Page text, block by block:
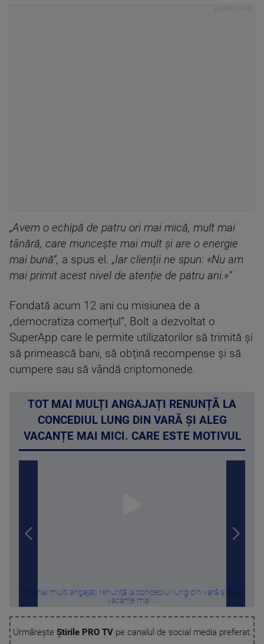
„Avem o echipă de patru ori mai mică, mult mai
tânără, care muncește mai mult și are o energie
mai bună”, a spus el. „Iar clienții ne spun: «Nu am
mai primit acest nivel de atenție de patru ani.»”
Fondată acum 12 ani cu misiunea de a
„democratiza comerțul”, Bolt a dezvoltat o
SuperApp care le permite utilizatorilor să trimită și
să primească bani, să obțină recompense și să
cumpere sau să vândă criptomonede.
TOT MAI MULȚI ANGAJAȚI RENUNȚĂ LA
CONCEDIUL LUNG DIN VARĂ ȘI ALEG
VACANȚE MAI MICI. CARE ESTE MOTIVUL
Tot mai mulți angajați renunță la concediul lung din vară și aleg
vacanțe mai ...
Urmărește Știrile PRO TVpe canalul de social media preferat: